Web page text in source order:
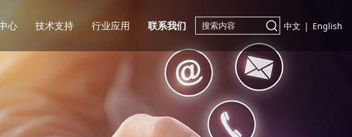
中文 | English
心 技术支持 行业应用 联系我们